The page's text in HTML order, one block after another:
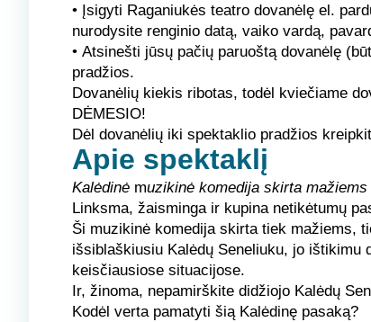
• Įsigyti Raganiukės teatro dovanėlę el.
nurodysite renginio datą, vaiko vardą,
• Atsinešti jūsų pačių paruoštą dovanėlę
pradžios.
Dovanėlių kiekis ribotas, todėl kviečiame
DĖMESIO!
Dėl dovanėlių iki spektaklio pradžios
Apie spektaklį
Kalėdinė muzikinė komedija skirta
Linksma, žaisminga ir kupina netikėtumų
Ši muzikinė komedija skirta tiek mažiems,
išsiblaškiusiu Kalėdų Seneliuku, jo ištikimu
keisčiausiose situacijose.
Ir, žinoma, nepamirškite didžiojo Kalėdų
Kodėl verta pamatyti šią Kalėdinę pasaką?